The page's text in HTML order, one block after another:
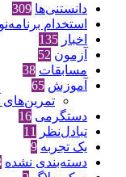
دانستنی‌ها 309
استخدام
اخبار 135
آزمون 52
مسابقات 38
آموزش 65
دستگرمی 16
تبادل‌نظر
11
یک تجربه 9
دسته‌بندی نشده